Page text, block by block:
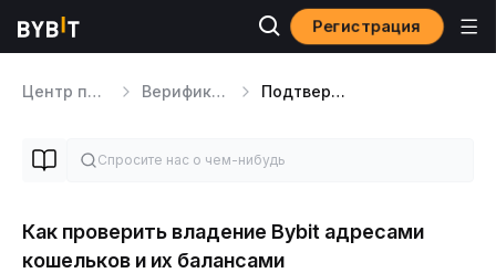
Регистрация
Центр помощи Верификация KYC и вопросы безопасности Подтверждение резервов
Как проверить владение Bybit адресами
кошельков и их балансами